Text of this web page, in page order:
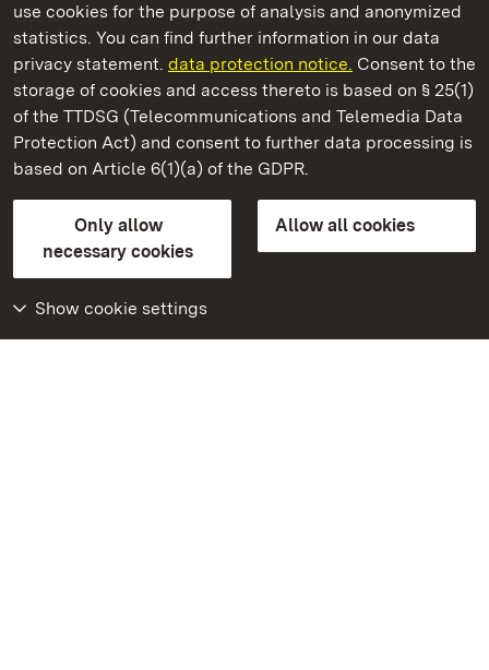
use cookies for the purpose of analysis and anonymized
statistics. You can find further information in our data
privacy statement. data protection notice. Consent to the
storage of cookies and access thereto is based on § 25(1)
of the TTDSG (Telecommunications and Telemedia Data
Protection Act) and consent to further data processing is
based on Article 6(1)(a) of the GDPR.
Only allow
necessary cookies
Allow all cookies
Show cookie settings
State Palaces and Gardens of Baden-Wuerttemberg
Staatliche Schlösser und Gärten Baden‑Württemberg
State Palaces and Gardens of Baden-Wuerttemberg
Contact usFAQMasthead
Declaration on barrier-free access
BITV-konform (geprüfte Seiten)